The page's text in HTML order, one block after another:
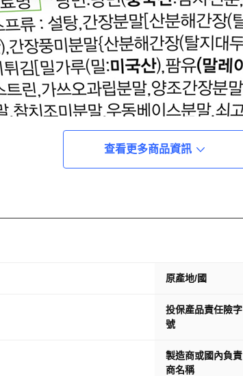
查看更多商品資訊
原產地/國
投保產品責任險字
號
製造商或國內負責
商名稱